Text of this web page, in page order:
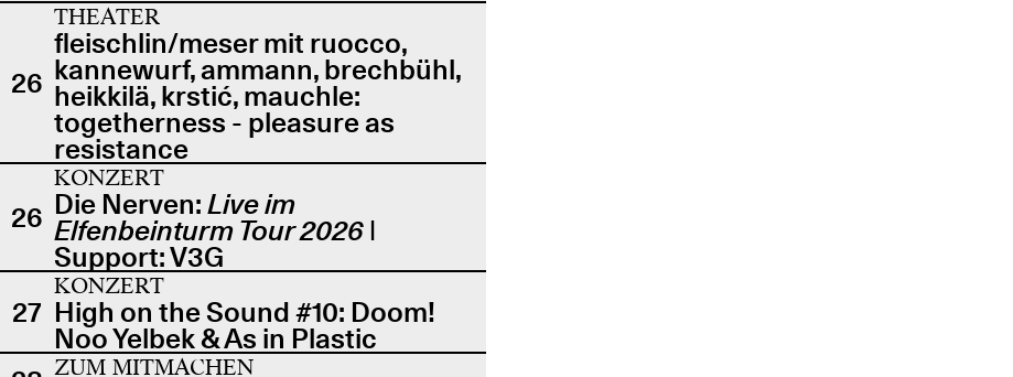
26
THEATER
fleischlin/meser mit ruocco,
kannewurf, ammann, brechbühl,
heikkilä, krstić, mauchle:
togetherness - pleasure as
resistance
26
KONZERT
Die Nerven:Live im
Elfenbeinturm Tour 2026 |
Support: V3G
27
KONZERT
High on the Sound #10: Doom!
Noo Yelbek & As in Plastic
ZUM MITMACHEN